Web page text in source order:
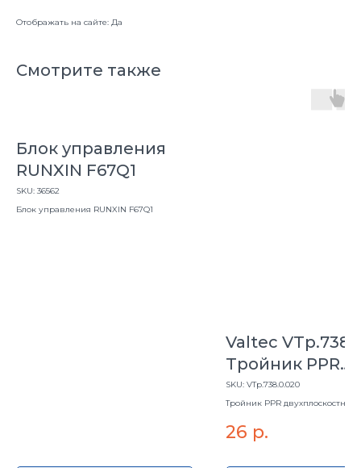
Отображать на сайте: Да
Смотрите также
Блок управления
RUNXIN F67Q1
SKU: 36562
Блок управления RUNXIN F67Q1
Valtec
Тройник PPR
двухплоск.
SKU: VTp.738.0.020
Тройник PPR двухплоскостной
26 р.